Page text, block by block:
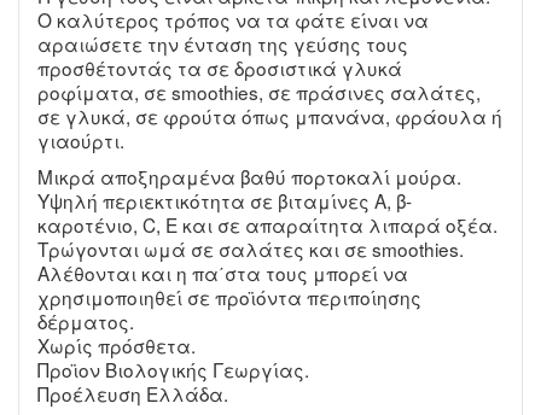
Ο καλύτερος τρόπος να τα φάτε είναι να
αραιώσετε την ένταση της γεύσης τους
προσθέτοντάς τα σε δροσιστικά γλυκά
ροφίματα, σε smoothies, σε πράσινες σαλάτες,
σε γλυκά, σε φρούτα όπως μπανάνα, φράουλα ή
γιαούρτι.
Μικρά αποξηραμένα βαθύ πορτοκαλί μούρα.
Υψηλή περιεκτικότητα σε βιταμίνες Α, β-
καροτένιο, C, E και σε απαραίτητα λιπαρά οξέα.
Τρώγονται ωμά σε σαλάτες και σε smoothies.
Αλέθονται και η πα΄στα τους μπορεί να
χρησιμοποιηθεί σε προϊόντα περιποίησης
δέρματος.
Χωρίς πρόσθετα.
Προϊον Βιολογικής Γεωργίας.
Προέλευση Ελλάδα.